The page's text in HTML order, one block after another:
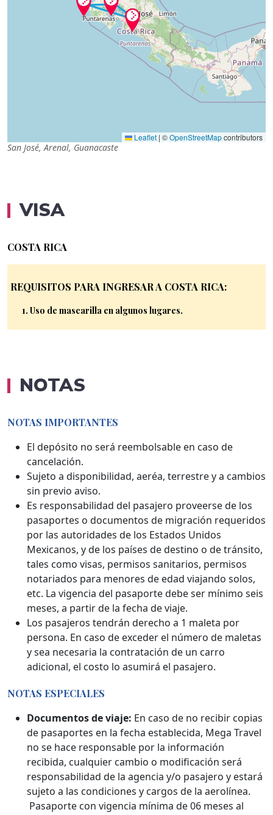
Leaflet | ©OpenStreetMapcontributors
San José, Arenal, Guanacaste
VISA
COSTA RICA
REQUISITOS PARA INGRESAR A COSTA RICA:
Uso de mascarilla en algunos lugares.
NOTAS
NOTAS IMPORTANTES
El depósito no será reembolsable en caso de
cancelación.
Sujeto a disponibilidad, aeréa, terrestre y a cambios
sin previo aviso.
Es responsabilidad del pasajero proveerse de los
pasaportes o documentos de migración requeridos
por las autoridades de los Estados Unidos
Mexicanos, y de los países de destino o de tránsito,
tales como visas, permisos sanitarios, permisos
notariados para menores de edad viajando solos,
etc. La vigencia del pasaporte debe ser mínimo seis
meses, a partir de la fecha de viaje.
Los pasajeros tendrán derecho a 1 maleta por
persona. En caso de exceder el número de maletas
y sea necesaria la contratación de un carro
adicional, el costo lo asumirá el pasajero.
NOTAS ESPECIALES
Documentos de viaje: En caso de no recibir copias
de pasaportes en la fecha establecida, Mega Travel
no se hace responsable por la información
recibida, cualquier cambio o modificación será
responsabilidad de la agencia y/o pasajero y estará
sujeto a las condiciones y cargos de la aerolínea.
Pasaporte con vigencia mínima de 06 meses al